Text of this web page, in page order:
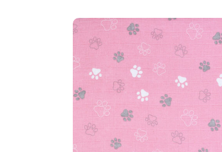
Dodaj u košaricu